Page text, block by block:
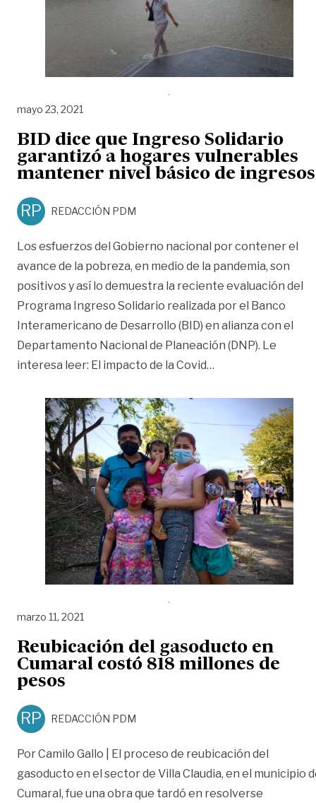
mayo 23, 2021
BID dice que Ingreso Solidario
garantizó a hogares vulnerables
mantener nivel básico de ingresos
RP REDACCIÓN PDM
Los esfuerzos del Gobierno nacional por contener el
avance de la pobreza, en medio de la pandemia, son
positivos y así lo demuestra la reciente evaluación del
Programa Ingreso Solidario realizada por el Banco
Interamericano de Desarrollo (BID) en alianza con el
Departamento Nacional de Planeación (DNP). Le
interesa leer: El impacto de la Covid…
marzo 11, 2021
Reubicación del gasoducto en
Cumaral costó 818 millones de
pesos
RP REDACCIÓN PDM
Por Camilo Gallo | El proceso de reubicación del
gasoducto en el sector de Villa Claudia, en el municipio
Cumaral, fue una obra que tardó en resolverse